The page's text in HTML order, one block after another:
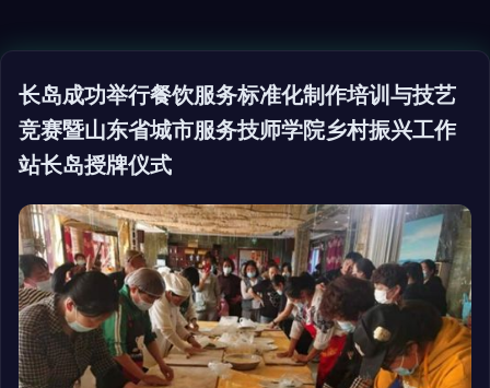
长岛成功举行餐饮服务标准化制作培训与技艺
竞赛暨山东省城市服务技师学院乡村振兴工作
站长岛授牌仪式